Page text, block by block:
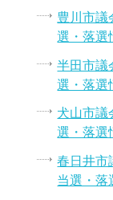
豊川市議
選・落選
半田市議
選・落選
犬山市議
選・落選
春日井市
当選・落